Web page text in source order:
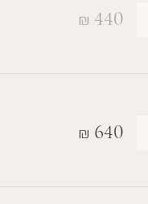
₪ 440
₪ 640